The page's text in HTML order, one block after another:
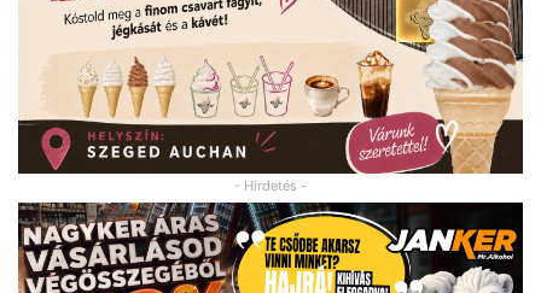
- Hirdetés -